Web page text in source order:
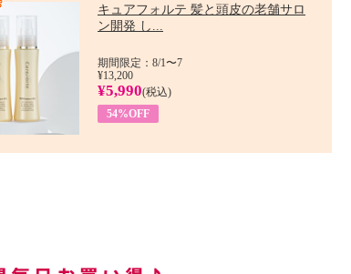
キュアフォルテ 髪と頭皮の老舗サロ
ン開発 し...
期間限定：8/1〜7
¥13,200
¥5,990(税込)
54%OFF